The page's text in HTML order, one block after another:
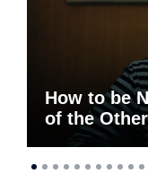
How to be
of the